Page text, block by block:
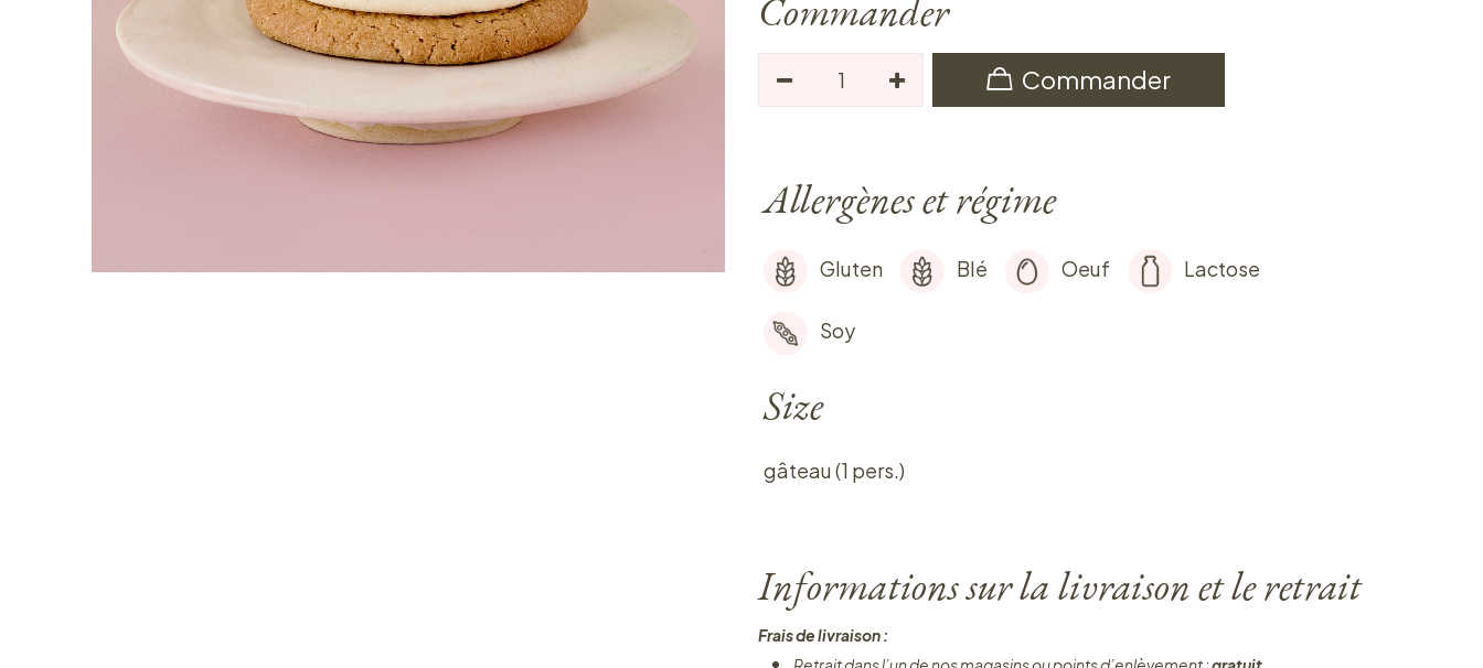
Commander
Commander
Allergènes et régime
Gluten Blé Oeuf Lactose
Soy
Size
gâteau (1 pers.)
Informations sur la livraison et le retrait
Frais de livraison :